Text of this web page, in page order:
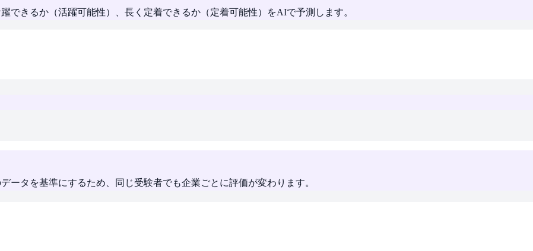
できるか（活躍可能性）、長く定着できるか（定着可能性）をAIで予測します。
ータを基準にするため、同じ受験者でも企業ごとに評価が変わります。